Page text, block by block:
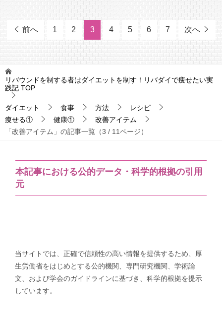
前へ 1 2 3 4 5 6 7 次へ
リバウンドを制する者はダイエットを制す！リバダイで痩せたい実
践記 TOP
ダイエット 食事 方法
レシピ
痩せる①
健康①
改善アイテム
「改善アイテム」の記事一覧（3 / 11ページ）
本記事における公的データ・科学的根拠の引用
元
当サイトでは、正確で信頼性の高い情報を提供するため、厚
生労働省をはじめとする公的機関、専門研究機関、学術論
文、および学会のガイドラインに基づき、科学的根拠を提示
しています。